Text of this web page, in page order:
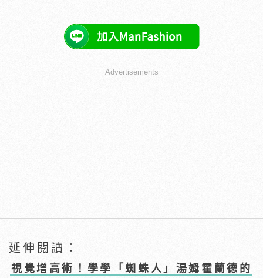
Advertisements
延伸閱讀：
視覺增高術！學學「蜘蛛人」湯姆霍蘭德的